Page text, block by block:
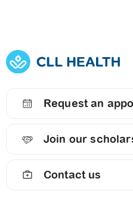
Request an
Join our
Contact us